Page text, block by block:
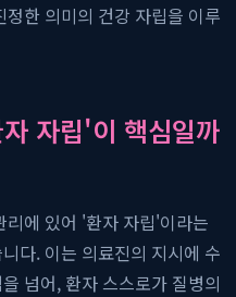
한 의미의 건강 자립을 이루
자립'이 핵심일까
리에 있어 '환자 자립'이라는
다. 이는 의료진의 지시에 수
넘어, 환자 스스로가 질병의